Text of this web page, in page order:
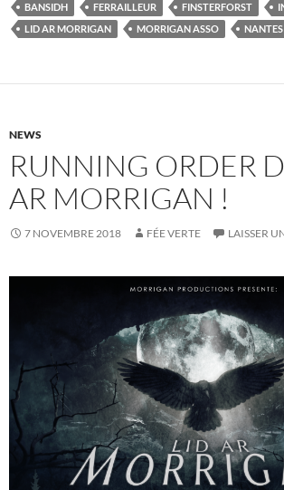
BANSIDH FERRAILLEUR FINSTERFORST
LID AR MORRIGAN
MORRIGAN ASSO NANTES
NEWS
RUNNING ORDER
AR MORRIGAN !
7 NOVEMBRE 2018 FÉE VERTE LAISSER